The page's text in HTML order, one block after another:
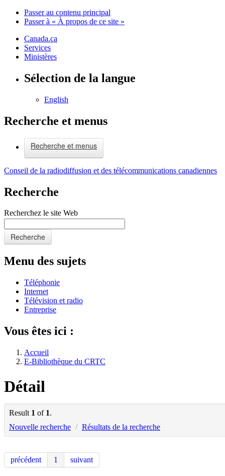
Passer au contenu principal
Passer à « À propos de ce site »
Canada.ca
Services
Ministères
Sélection de la langue
English
Recherche et menus
Recherche et menus
Conseil de la radiodiffusion et des télécommunications canadiennes
Recherche
Recherchez le site Web
Recherche
Menu des sujets
Téléphonie
Internet
Télévision et radio
Entreprise
Vous êtes ici :
Accueil
E-Bibliothèque du CRTC
Détail
Result 1 of 1.
Nouvelle recherche / Résultats de la recherche
précédent 1 suivant